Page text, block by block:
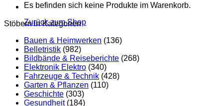
Es befinden sich keine Produkte im Warenkorb.
Zurück zum Shop
Stöbern in Kategorien
Bauen & Heimwerken (136)
Belletristik (982)
Bildbände & Reiseberichte (268)
Elektronik Elektro (340)
Fahrzeuge & Technik (428)
Garten & Pflanzen (110)
Geschichte (303)
Gesundheit (184)